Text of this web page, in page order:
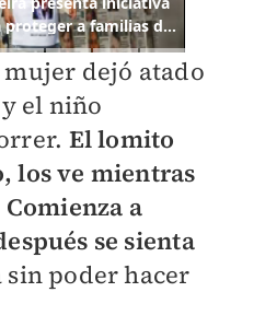
mujer dejó atado
el niño
El lomito
los ve mientras
a
se sienta
sin poder hacer